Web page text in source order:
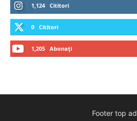
1,124 Cititori
0 Cititori
1,205 Abonați
Footer top ad